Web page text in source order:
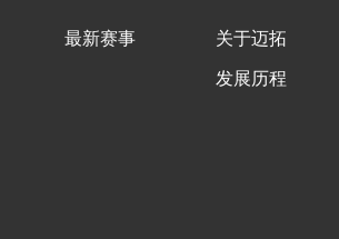
最新赛事 关于迈拓
发展历程